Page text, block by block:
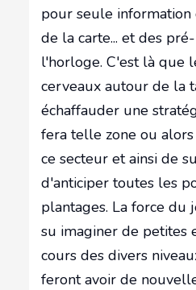
pour seule
de la carte... et des
l'horloge. C'est là que
cerveaux autour de la
échaffauder une
fera telle zone ou
ce secteur et ainsi de
d'anticiper toutes les
plantages. La force du
su imaginer de petites
cours des divers
feront avoir de